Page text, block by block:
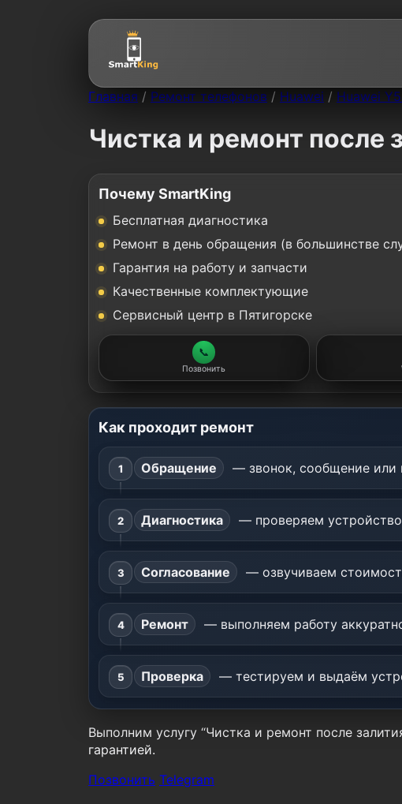
Главная / Ремонт телефонов / Huawei / Huawei
Чистка и ремонт после
Почему SmartKing
Бесплатная диагностика
Ремонт в день обращения (в большинстве
Гарантия на работу и запчасти
Качественные комплектующие
Сервисный центр в Пятигорске
📞
Позвонить
Как проходит ремонт
Обращение — звонок, сообщение или
Диагностика — проверяем
Согласование — озвучиваем
Ремонт — выполняем работу
Проверка — тестируем и выдаём
Выполним услугу “Чистка и ремонт после
гарантией.
Позвонить Telegram